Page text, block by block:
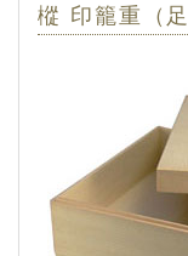
樅 印籠重（足